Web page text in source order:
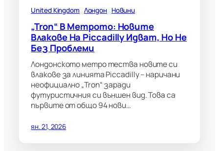
United Kingdom Лондон Новини
„Tron“ В Метрото: Новите
Влакове На Piccadilly Идват, Но Не
Без Проблеми
Лондонското метро тества новите си
влакове за линията Piccadilly – наричани
неофициално „Tron“ заради
футуристичния си външен вид. Това са
първите от общо 94 нови…
ян. 21, 2026